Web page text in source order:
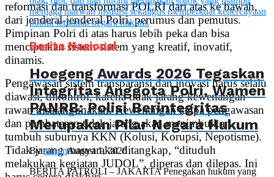
reformasi dan transformasi POLRI dari atas ke bawah,
dari jenderal-jenderal Polri, perumus dan pemutus.
Pimpinan Polri di atas harus lebih peka dan bisa
menciptakan sistem-sistem yang kreatif, inovatif,
dinamis.
Pengawasan sistem transparansi dan inovasi harus selalu
diawasi, dikontrol, karena tidak jarang kewenangan
rawan disalahgunakan. Kewenangan tanpa pengawasan
dan pembatasan tidak jarang akan menimbulkan
tumbuh suburnya KKN (Kolusi, Korupsi, Nepotisme).
Tidak jarang masyarakat ditangkap, “dituduh
melakukan kegiatan JUDOL”, diperas dan dilepas. Ini
Berita Nasional
Hoegeng Awards 2026 Tegaskan
Integritas Anggota Polri, Wamen
PANRB: Polisi Berintegritas
Merupakan Pilar Negara Hukum
ByadminAugust 1, 2026
BERITA PATROLI – JAKARTA Penegakan hukum yang